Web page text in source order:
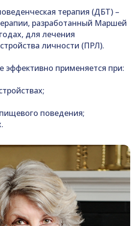
терапия (ДБТ) –
разработанный Маршей
для лечения
личности (ПРЛ).
эффективно применяется при:
поведения;